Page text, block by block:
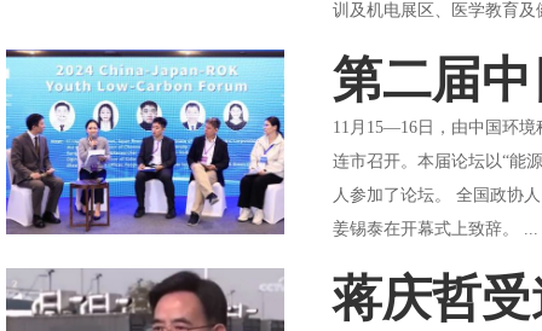
训及机电展区、医学教育
第二届
11月15—16日，由中国环境
连市召开。本届论坛以“能
人参加了论坛。 全国政协
姜锡泰在开幕式上致辞。 ...
蒋庆哲